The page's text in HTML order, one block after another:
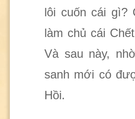
lôi cuốn cái gì?
làm chủ cái
Và sau này,
sanh mới có
Hồi.